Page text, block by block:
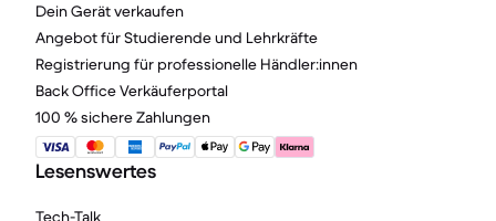
Dein Gerät verkaufen
Angebot für Studierende und Lehrkräfte
Registrierung für professionelle Händler:innen
Back Office Verkäuferportal
100 % sichere Zahlungen
Lesenswertes
Tech-Talk